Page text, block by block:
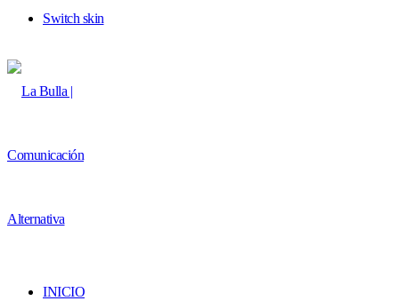
Switch skin
INICIO